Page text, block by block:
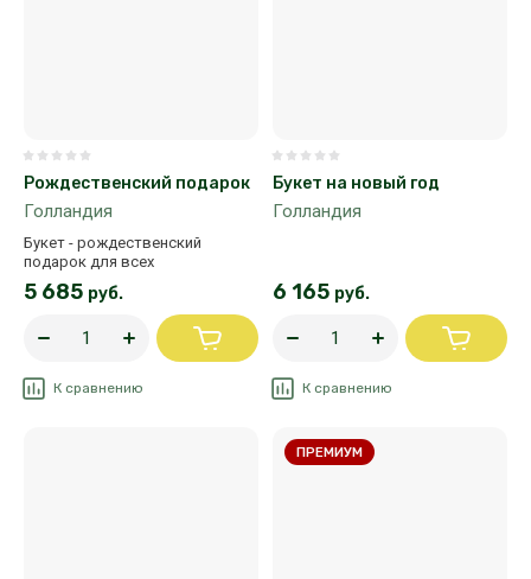
Рождественский подарок
Голландия
Букет - рождественский
подарок для всех
5 685 руб.
К сравнению
Букет на новый год
Голландия
6 165 руб.
К сравнению
ПРЕМИУМ